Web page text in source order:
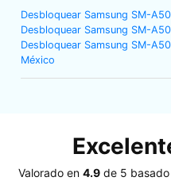
Desbloquear Samsung SM-
Desbloquear Samsung SM-
Desbloquear Samsung SM-
México
Valorado en 4.9de 5